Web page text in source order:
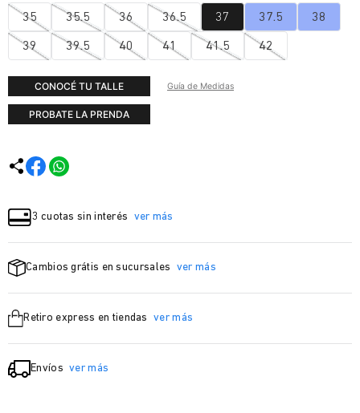
35 35.5 36 36.5 37 37.5 38
39 39.5 40 41 41.5 42
CONOCÉ TU TALLE Guía de Medidas
PROBATE LA PRENDA
3 cuotas sin interés ver más
Cambios grátis en sucursales ver más
Retiro express en tiendas ver más
Envíos ver más